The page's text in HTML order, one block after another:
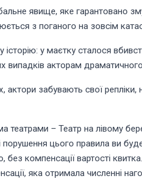
явище, яке гарантовано
з поганого на зовсім
історію: у маєтку сталося
акторам
актори забувають свої
театрами – Театр на лівому
цього правила ви
компенсації вартості
яка отримала численні